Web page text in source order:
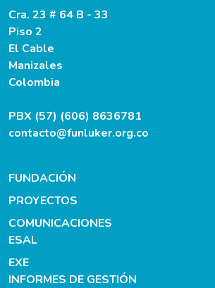
Cra. 23 # 64 B - 33
Piso 2
El Cable
Manizales
Colombia
PBX (57) (606) 8636781
contacto@funluker.org.co
FUNDACIÓN
PROYECTOS
COMUNICACIONES
ESAL
EXE
INFORMES DE GESTIÓN